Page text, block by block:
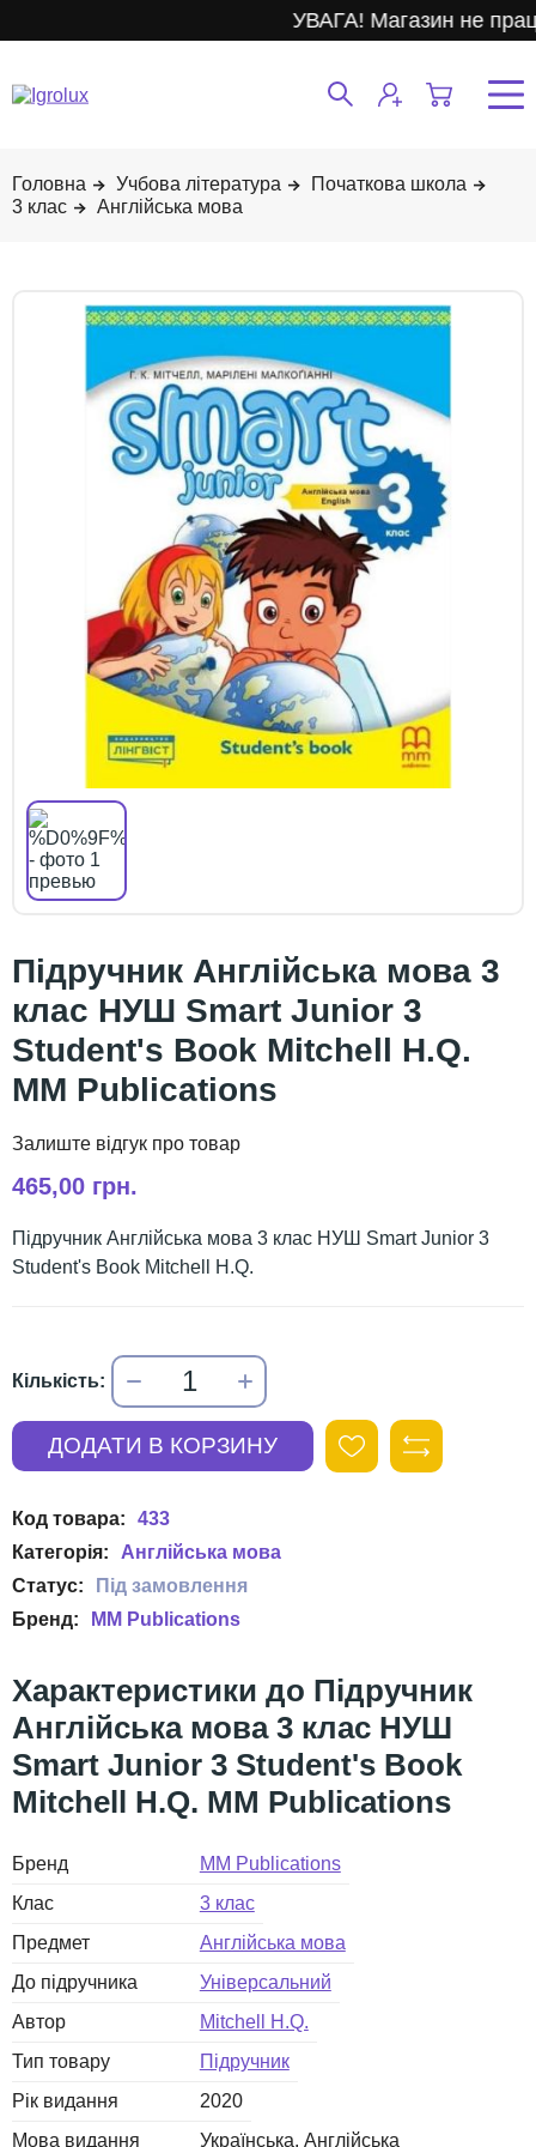
УВАГА! Магазин не
Учбова література
Початкова школа
3 клас
Англійська мова
Підручник Англійська мова 3
клас НУШ Smart Junior 3
Student's Book Mitchell H.Q.
MM Publications
465,00 грн.
Підручник Англійська мова 3 клас НУШ Smart Junior 3
Student's Book Mitchell H.Q.
433
Англійська мова
MM Publications
Підручник
Англійська мова 3 клас НУШ
Smart Junior 3 Student's Book
Mitchell H.Q. MM Publications
Бренд
MM Publications
Клас
3 клас
Предмет
Англійська мова
До підручника
Універсальний
Автор
Mitchell H.Q.
Тип товару
Підручник
Рік видання
2020
Мова видання
Українська Англійська